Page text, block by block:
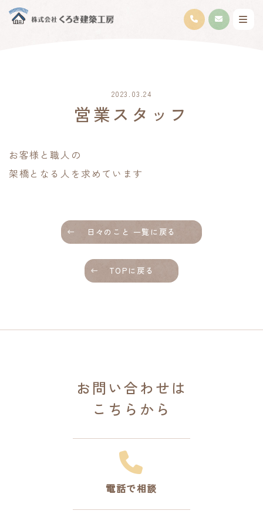
2023.03.24
営業スタッフ
お客様と職人の
架橋となる人を求めています
日々のこと 一覧に戻る
TOPに戻る
お問い合わせは
こちらから
電話で相談